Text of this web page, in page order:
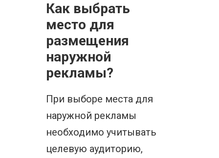
Как выбрать
место для
размещения
наружной
рекламы?
При выборе места для
наружной рекламы
необходимо учитывать
целевую аудиторию,